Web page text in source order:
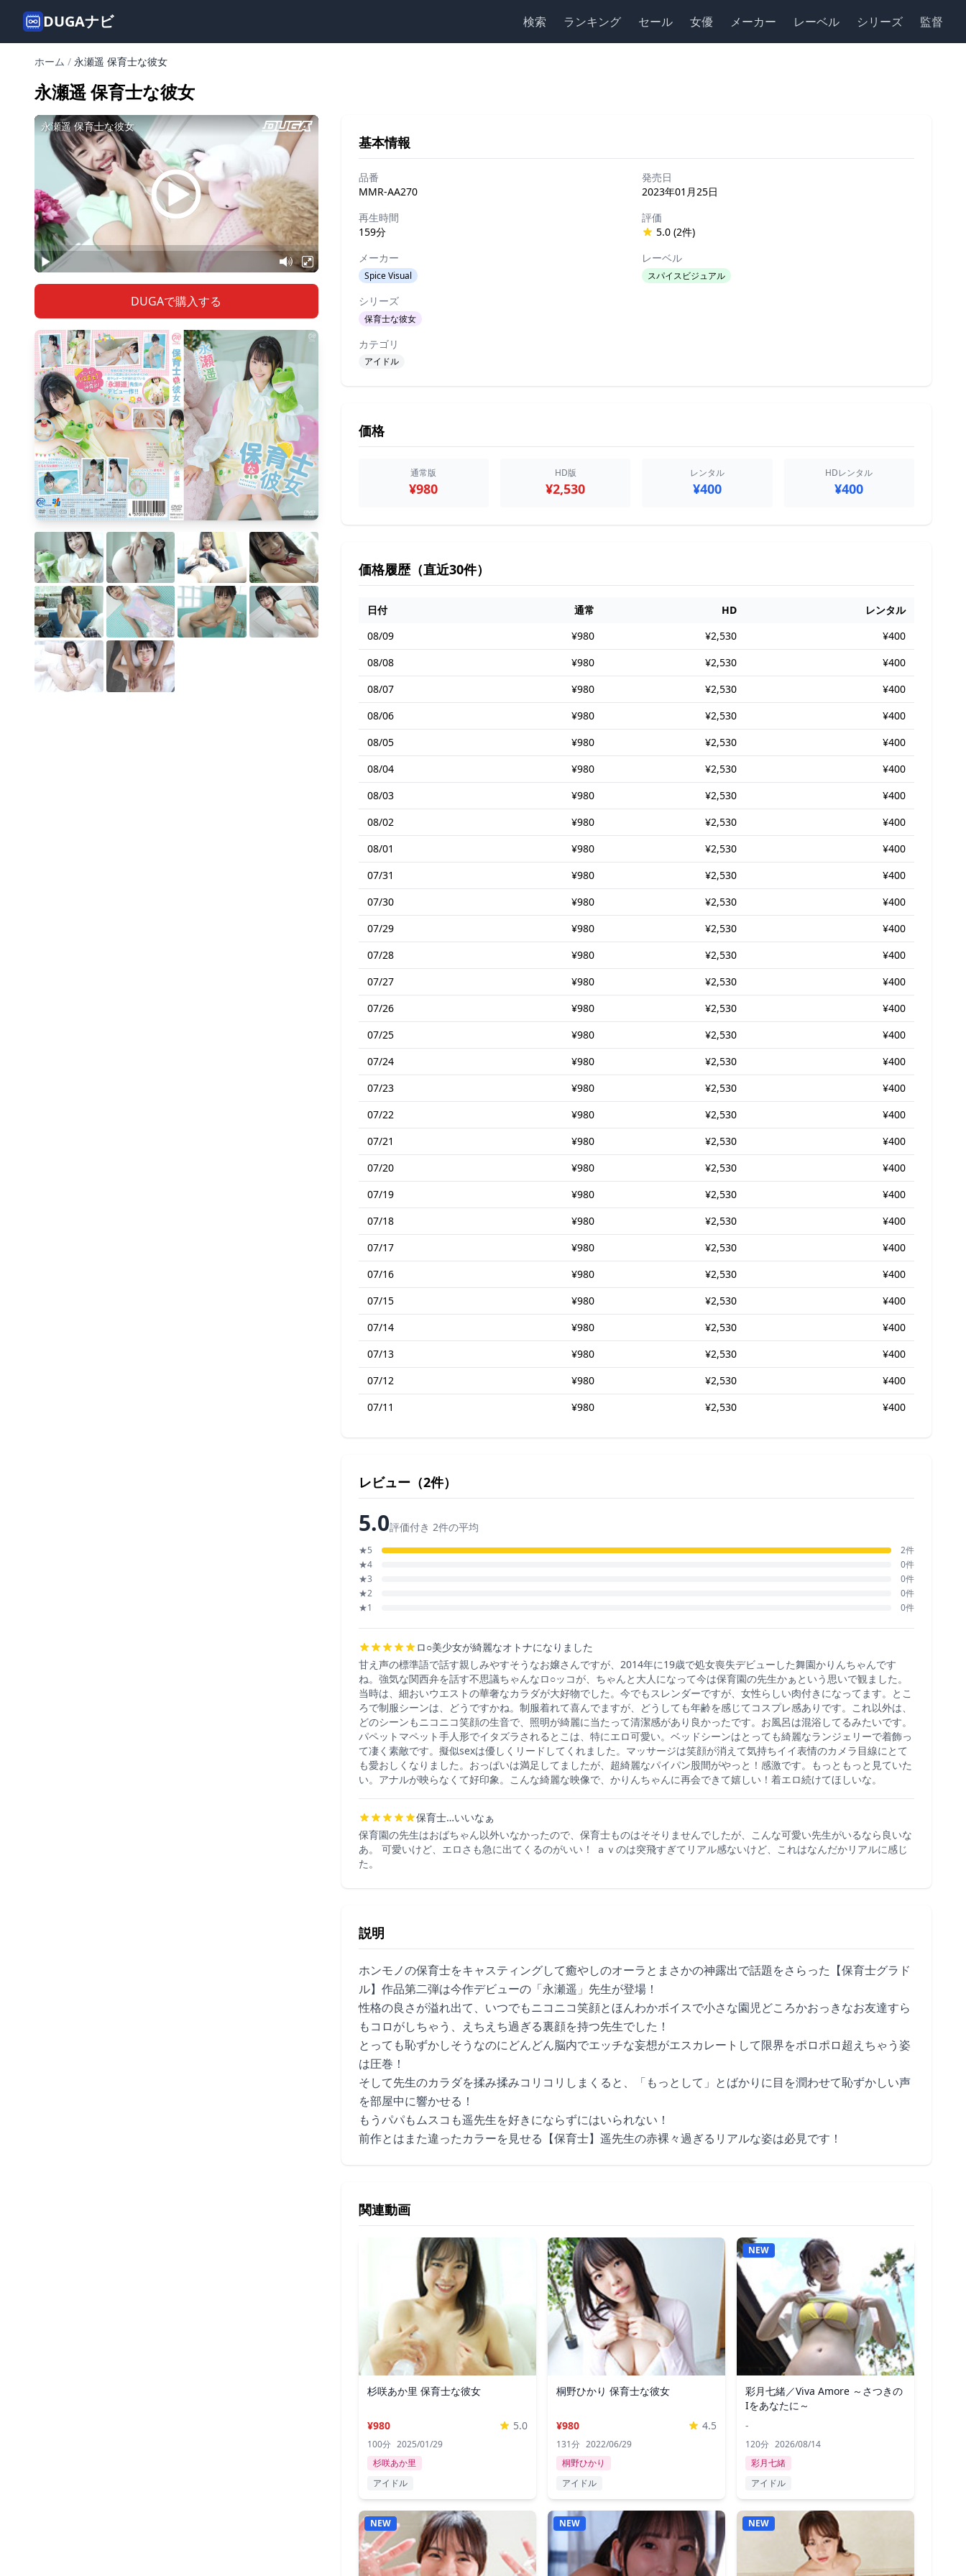
DUGAナビ 検索 ランキング セール 女優 メーカー レーベル シリーズ 監督
ホーム / 永瀬遥 保育士な彼女
永瀬遥 保育士な彼女
DUGAで購入する
基本情報
品番
MMR-AA270
発売日
2023年01月25日
再生時間
159分
評価
5.0 (2件)
メーカー
Spice Visual
レーベル
スパイスビジュアル
シリーズ
保育士な彼女
カテゴリ
アイドル
価格
通常版
¥980
HD版
¥2,530
レンタル
¥400
HDレンタル
¥400
価格履歴（直近30件）
日付 通常 HD
レンタル
08/09
¥980 ¥2,530
¥400
08/08
¥980 ¥2,530
¥400
08/07
¥980 ¥2,530
¥400
08/06
¥980 ¥2,530
¥400
08/05
¥980 ¥2,530
¥400
08/04
¥980 ¥2,530
¥400
08/03
¥980 ¥2,530
¥400
08/02
¥980 ¥2,530
¥400
08/01
¥980 ¥2,530
¥400
07/31
¥980 ¥2,530
¥400
07/30
¥980 ¥2,530
¥400
07/29
¥980 ¥2,530
¥400
07/28
¥980 ¥2,530
¥400
07/27
¥980 ¥2,530
¥400
07/26
¥980 ¥2,530
¥400
07/25
¥980 ¥2,530
¥400
07/24
¥980 ¥2,530
¥400
07/23
¥980 ¥2,530
¥400
07/22
¥980 ¥2,530
¥400
07/21
¥980 ¥2,530
¥400
07/20
¥980 ¥2,530
¥400
07/19
¥980 ¥2,530
¥400
07/18
¥980 ¥2,530
¥400
07/17
¥980 ¥2,530
¥400
07/16
¥980 ¥2,530
¥400
07/15
¥980 ¥2,530
¥400
07/14
¥980 ¥2,530
¥400
07/13
¥980 ¥2,530
¥400
07/12
¥980 ¥2,530
¥400
07/11
¥980 ¥2,530 ¥400
レビュー（2件）
5.0評価付き 2件の平均
★5
2件
★4
0件
★3
0件
★2
0件
★1
0件
ロ○美少女が綺麗なオトナになりました
甘え声の標準語で話す親しみやすそうなお嬢さんですが、2014年に19歳で処女喪失デビューした舞園かりんちゃんです
ね。強気な関西弁を話す不思議ちゃんなロ○ッコが、ちゃんと大人になって今は保育園の先生かぁという思いで観ました。
当時は、細おいウエストの華奢なカラダが大好物でした。今でもスレンダーですが、女性らしい肉付きになってます。とこ
ろで制服シーンは、どうですかね。制服着れて喜んでますが、どうしても年齢を感じてコスプレ感ありです。これ以外は、
どのシーンもニコニコ笑顔の生音で、照明が綺麗に当たって清潔感があり良かったです。お風呂は混浴してるみたいです。
パペットマペット手人形でイタズラされるとこは、特にエロ可愛い。ベッドシーンはとっても綺麗なランジェリーで着飾っ
て凄く素敵です。擬似sexは優しくリードしてくれました。マッサージは笑顔が消えて気持ちイイ表情のカメラ目線にとて
も愛おしくなりました。おっぱいは満足してましたが、超綺麗なパイパン股間がやっと！感激です。もっともっと見ていた
い。アナルが映らなくて好印象。こんな綺麗な映像で、かりんちゃんに再会できて嬉しい！着エロ続けてほしいな。
保育士…いいなぁ
保育園の先生はおばちゃん以外いなかったので、保育士ものはそそりませんでしたが、こんな可愛い先生がいるなら良いな
あ。 可愛いけど、エロさも急に出てくるのがいい！ ａｖのは突飛すぎてリアル感ないけど、これはなんだかリアルに感じ
た。
説明
ホンモノの保育士をキャスティングして癒やしのオーラとまさかの神露出で話題をさらった【保育士グラド
ル】作品第二弾は今作デビューの「永瀬遥」先生が登場！
性格の良さが溢れ出て、いつでもニコニコ笑顔とほんわかボイスで小さな園児どころかおっきなお友達すら
もコロがしちゃう、えちえち過ぎる裏顔を持つ先生でした！
とっても恥ずかしそうなのにどんどん脳内でエッチな妄想がエスカレートして限界をポロポロ超えちゃう姿
は圧巻！
そして先生のカラダを揉み揉みコリコリしまくると、「もっとして」とばかりに目を潤わせて恥ずかしい声
を部屋中に響かせる！
もうパパもムスコも遥先生を好きにならずにはいられない！
前作とはまた違ったカラーを見せる【保育士】遥先生の赤裸々過ぎるリアルな姿は必見です！
関連動画
杉咲あか里 保育士な彼女
¥980 5.0
100分 2025/01/29
杉咲あか里
アイドル
桐野ひかり 保育士な彼女
¥980 4.5
131分 2022/06/29
桐野ひかり
アイドル
NEW
彩月七緒／Viva Amore ～さつきの
Iをあなたに～
-
120分 2026/08/14
彩月七緒
アイドル
NEW NEW NEW